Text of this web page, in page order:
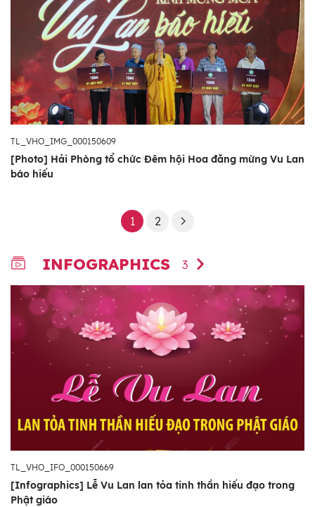
TL_VHO_IMG_000150609
[Photo] Hải Phòng tổ chức Đêm hội Hoa đăng mừng Vu Lan
báo hiếu
1 2
INFOGRAPHICS 3
TL_VHO_IFO_000150669
[Infographics] Lễ Vu Lan lan tỏa tinh thần hiếu đạo trong
Phật giáo